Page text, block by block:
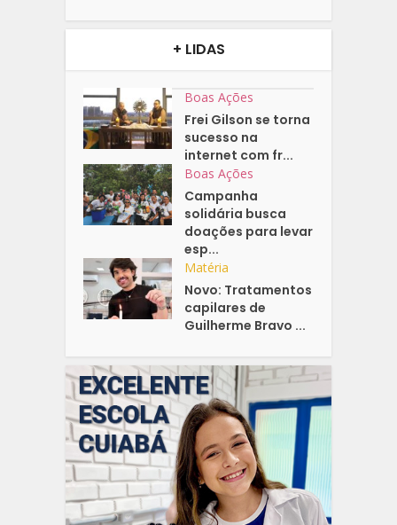
+ LIDAS
Boas Ações
Frei Gilson se torna
sucesso na
internet com fr...
Boas Ações
Campanha
solidária busca
doações para levar
esp...
Matéria
Novo: Tratamentos
capilares de
Guilherme Bravo ...